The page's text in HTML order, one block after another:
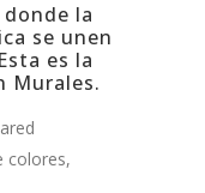
la
se unen
Esta es la
Murales.
colores,